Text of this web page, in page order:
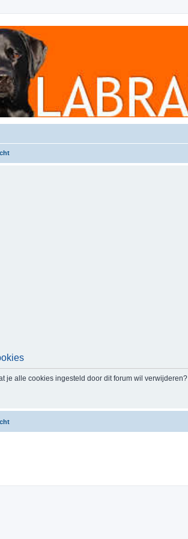
van Nederland en België!
je alle cookies ingesteld door dit forum wil verwijderen?